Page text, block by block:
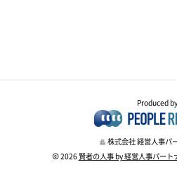
Produced by
株式会社 経営人事パ
2026 賢者の人事 by 経営人事パート